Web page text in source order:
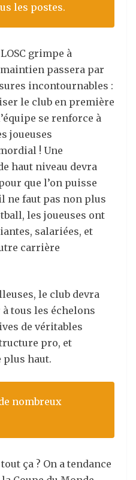
les postes.
grimpe à
passera par
incontournables :
le club en première
se renforce à
joueuses
! Une
haut niveau devra
que l’on puisse
ne faut pas non plus
les joueuses ont
salariées, et
carrière
le club devra
tous les échelons
de véritables
pro, et
plus haut.
nombreux
ça ? On a tendance